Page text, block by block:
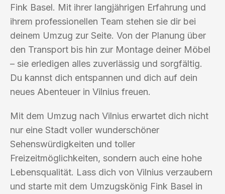
Fink Basel. Mit ihrer langjährigen Erfahrung und
ihrem professionellen Team stehen sie dir bei
deinem Umzug zur Seite. Von der Planung über
den Transport bis hin zur Montage deiner Möbel
– sie erledigen alles zuverlässig und sorgfältig.
Du kannst dich entspannen und dich auf dein
neues Abenteuer in Vilnius freuen.
Mit dem Umzug nach Vilnius erwartet dich nicht
nur eine Stadt voller wunderschöner
Sehenswürdigkeiten und toller
Freizeitmöglichkeiten, sondern auch eine hohe
Lebensqualität. Lass dich von Vilnius verzaubern
und starte mit dem Umzugskönig Fink Basel in